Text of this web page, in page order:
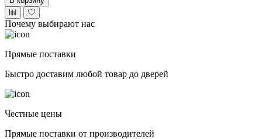
Почему выбирают нас
Прямые поставки
Быстро доставим любой товар до дверей
Честные цены
Прямые поставки от производителей